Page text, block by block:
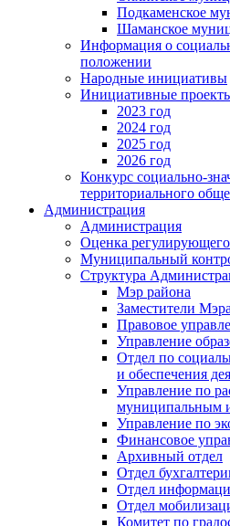
Подкаменское
Шаманское
Информация о
положении
Народные инициативы
Инициативные
2023 год
2024 год
2025 год
2026 год
Конкурс социально-
территориального
Администрация
Администрация
Оценка регулирующего
Муниципальный
Структура
Мэр района
Заместители
Правовое
Управление
Отдел по
и обеспечения
Управление по
муниципальным
Управление по
Финансовое
Архивный отдел
Отдел
Отдел
Отдел
Комитет по